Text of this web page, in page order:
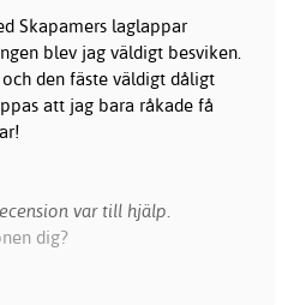
Skapamers laglappar
blev jag väldigt besviken.
den fäste väldigt dåligt
att jag bara råkade få
var till hjälp.
dig?